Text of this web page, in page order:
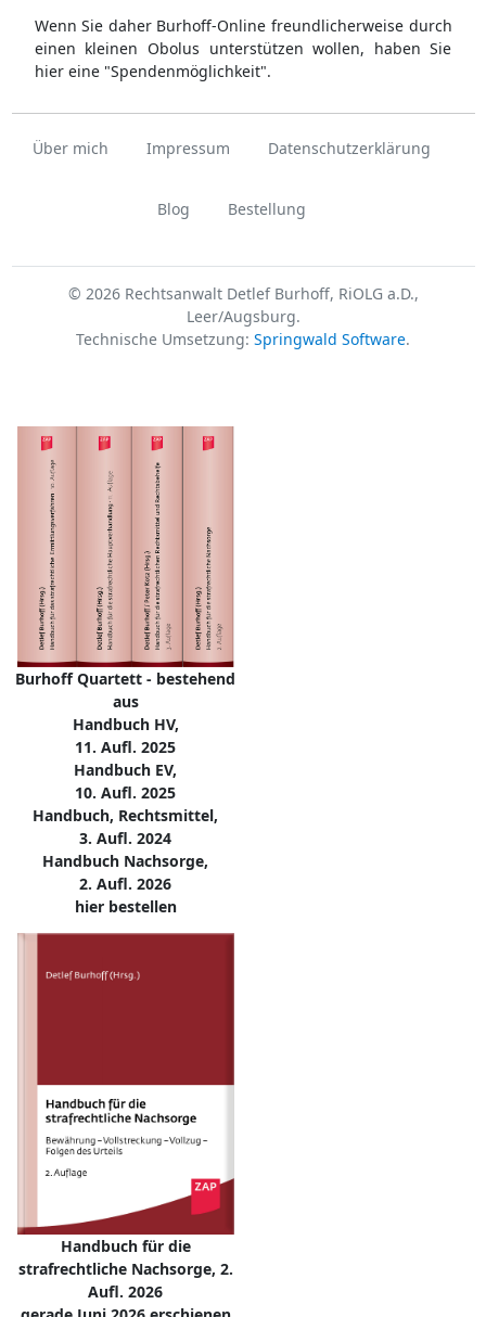
Wenn Sie daher Burhoff-Online freundlicherweise durch
einen kleinen Obolus unterstützen wollen, haben Sie
hier eine "Spendenmöglichkeit".
Über mich Impressum Datenschutzerklärung
Blog Bestellung
© 2026 Rechtsanwalt Detlef Burhoff, RiOLG a.D.,
Leer/Augsburg.
Technische Umsetzung: Springwald Software.
Burhoff Quartett - bestehend
aus
Handbuch HV,
11. Aufl. 2025
Handbuch EV,
10. Aufl. 2025
Handbuch, Rechtsmittel,
3. Aufl. 2024
Handbuch Nachsorge,
2. Aufl. 2026
hier bestellen
Handbuch für die
strafrechtliche Nachsorge, 2.
Aufl. 2026